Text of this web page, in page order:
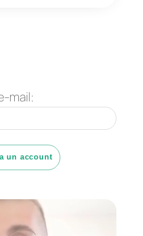
un
di chat di